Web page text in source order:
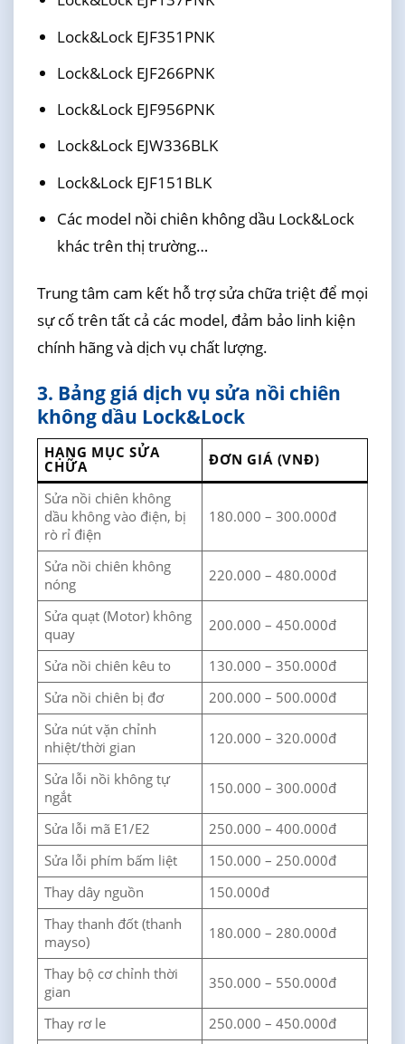
Lock&Lock EJF351PNK
Lock&Lock EJF266PNK
Lock&Lock EJF956PNK
Lock&Lock EJW336BLK
Lock&Lock EJF151BLK
Các model nồi chiên không dầu Lock&Lock
khác trên thị trường…
Trung tâm cam kết hỗ trợ sửa chữa triệt để mọi
sự cố trên tất cả các model, đảm bảo linh kiện
chính hãng và dịch vụ chất lượng.
3. Bảng giá dịch vụ sửa nồi chiên
không dầu Lock&Lock
HẠNG MỤC SỬA
CHỮA ĐƠN GIÁ (VNĐ)
Sửa nồi chiên không
dầu không vào điện, bị
rò rỉ điện
180.000 – 300.000đ
Sửa nồi chiên không
nóng
220.000 – 480.000đ
Sửa quạt (Motor) không
quay
200.000 – 450.000đ
Sửa nồi chiên kêu to
130.000 – 350.000đ
Sửa nồi chiên bị đơ
200.000 – 500.000đ
Sửa nút vặn chỉnh
nhiệt/thời gian
120.000 – 320.000đ
Sửa lỗi nồi không tự
ngắt
150.000 – 300.000đ
Sửa lỗi mã E1/E2
250.000 – 400.000đ
Sửa lỗi phím bấm liệt
150.000 – 250.000đ
Thay dây nguồn
150.000đ
Thay thanh đốt (thanh
mayso)
180.000 – 280.000đ
Thay bộ cơ chỉnh thời
gian
350.000 – 550.000đ
Thay rơ le
250.000 – 450.000đ